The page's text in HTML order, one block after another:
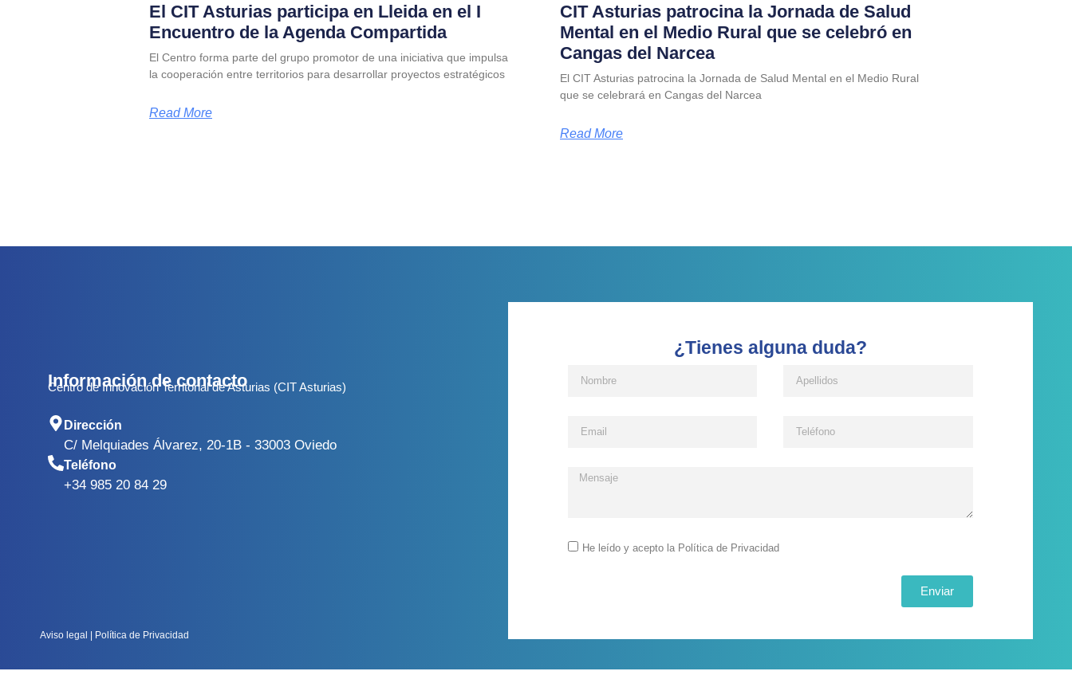
El CIT Asturias participa en Lleida en el I
Encuentro de la Agenda Compartida
El Centro forma parte del grupo promotor de una iniciativa que impulsa
la cooperación entre territorios para desarrollar proyectos estratégicos
Read More
CIT Asturias patrocina la Jornada de Salud
Mental en el Medio Rural que se celebró en
Cangas del Narcea
El CIT Asturias patrocina la Jornada de Salud Mental en el Medio Rural
que se celebrará en Cangas del Narcea
Read More
Información de contacto
Centro de Innovación Territorial de Asturias (CIT Asturias)
Dirección
C/ Melquiades Álvarez, 20-1B - 33003 Oviedo
Teléfono
+34 985 20 84 29
¿Tienes alguna duda?
He leído y acepto la Política de Privacidad
Enviar
Aviso legal | Política de Privacidad